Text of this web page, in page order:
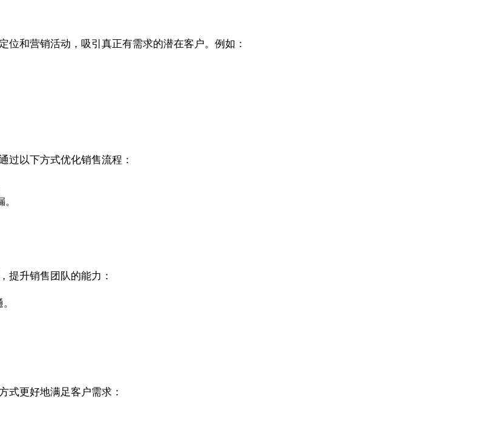
和营销活动，吸引真正有需求的潜在客户。例如：
过以下方式优化销售流程：
提升销售团队的能力：
式更好地满足客户需求：